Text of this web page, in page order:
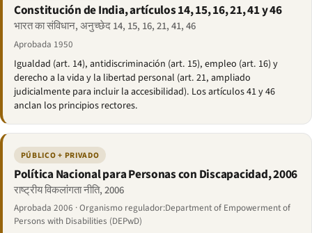
Constitución de India, artículos 14, 15, 16, 21, 41 y 46
भारत का संविधान, अनुच्छेद 14, 15, 16, 21, 41, 46
Aprobada 1950
Igualdad (art. 14), antidiscriminación (art. 15), empleo (art. 16) y
derecho a la vida y la libertad personal (art. 21, ampliado
judicialmente para incluir la accesibilidad). Los artículos 41 y 46
anclan los principios rectores.
PÚBLICO + PRIVADO
Política Nacional para Personas con Discapacidad, 2006
राष्ट्रीय विकलांगता नीति, 2006
Aprobada 2006 · Organismo regulador:Department of Empowerment of
Persons with Disabilities (DEPwD)